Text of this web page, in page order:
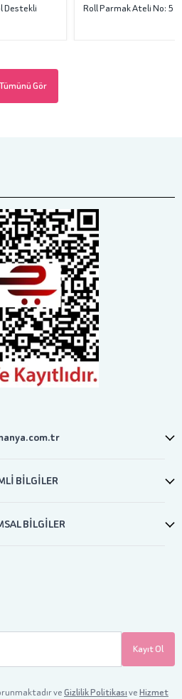
Destekli
Roll Parmak Ateli No: 5
Tümünü Gör
BİLGİLER
BİLGİLER
Kayıt Ol
veGizlilik PolitikasıveHizmet